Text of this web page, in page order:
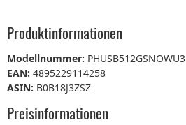
Produktinformationen
Modellnummer: PHUSB512GSNOWU3
EAN: 4895229114258
ASIN: B0B18J3ZSZ
Preisinformationen